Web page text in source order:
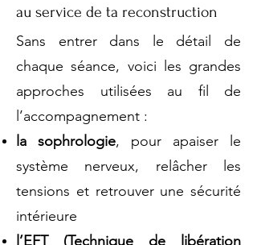
au service de ta reconstruction
Sans entrer dans le détail de
chaque séance, voici les grandes
approches utilisées au fil de
l’accompagnement :
la sophrologie, pour apaiser le
système nerveux, relâcher les
tensions et retrouver une sécurité
intérieure
l’EFT (Technique de libération